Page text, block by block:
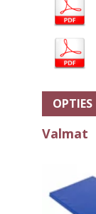
OPTIES
Valmat